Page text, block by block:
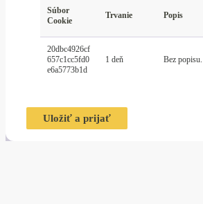
Súbor
Cookie
Trvanie Popis
20dbc4926cf
657c1cc5fd0
e6a5773b1d
1 deň Bez popisu.
Uložiť a prijať